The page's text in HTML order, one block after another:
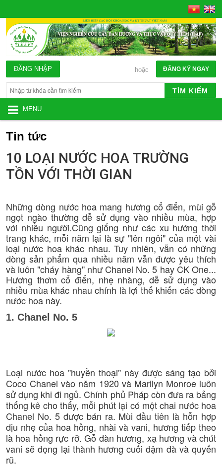
ĐĂNG KÝ NGAY
hoặc
ĐĂNG NHẬP
TÌM KIẾM
MENU
Tin tức
10 LOẠI NƯỚC HOA TRƯỜNG
TỒN VỚI THỜI GIAN
Những dòng nước hoa mang hương cổ điển, mùi gỗ
ngọt ngào thường dễ sử dụng vào nhiều mùa, hợp
với nhiều người.Cũng giống như các xu hướng thời
trang khác, mỗi năm lại là sự "lên ngôi" của một vài
loại nước hoa khác nhau. Tuy nhiên, vẫn có những
dòng sản phẩm qua nhiều năm vẫn được yêu thích
và luôn "cháy hàng" như Chanel No. 5 hay CK One...
Hương thơm cổ điển, nhẹ nhàng, dễ sử dụng vào
nhiều mùa khác nhau chính là lợi thế khiến các dòng
nước hoa này.
1. Chanel No. 5
Loại nước hoa "huyền thoại" này được sáng tạo bởi
Coco Chanel vào năm 1920 và Marilyn Monroe luôn
sử dụng khi đi ngủ. Chính phủ Pháp còn đưa ra bảng
thống kê cho thấy, mỗi phút lại có một chai nước hoa
Chanel No. 5 được bán ra. Mùi đầu tiên là hỗn hợp
dịu nhẹ của hoa hồng, nhài và vani, hương tiếp theo
là hoa hồng rực rỡ. Gỗ đàn hương, xạ hương và chút
vani sẽ đọng lại thành hương cuối đậm đà và quyến
rũ.